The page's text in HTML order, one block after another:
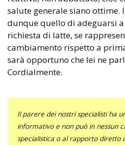
salute generale siano ottime.
dunque quello di adeguarsi
richiesta di latte, se
cambiamento rispetto a
sarà opportuno che lei ne
Cordialmente.
Il parere dei nostri specialisti ha
informativo e non può in nessun
specialistica o al rapporto diretto